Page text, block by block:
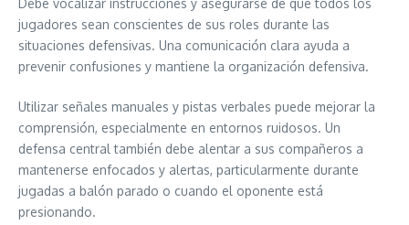
Debe vocalizar instrucciones y asegurarse de que todos los
jugadores sean conscientes de sus roles durante las
situaciones defensivas. Una comunicación clara ayuda a
prevenir confusiones y mantiene la organización defensiva.
Utilizar señales manuales y pistas verbales puede mejorar la
comprensión, especialmente en entornos ruidosos. Un
defensa central también debe alentar a sus compañeros a
mantenerse enfocados y alertas, particularmente durante
jugadas a balón parado o cuando el oponente está
presionando.